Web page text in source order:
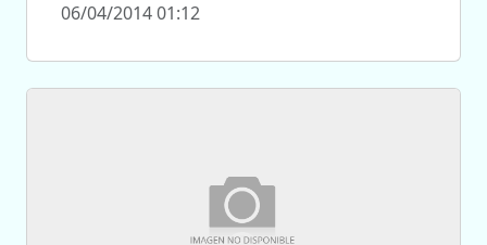
06/04/2014 01:12